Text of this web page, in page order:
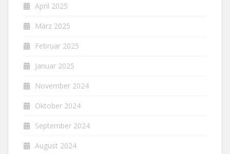
April 2025
März 2025
Februar 2025
Januar 2025
November 2024
Oktober 2024
September 2024
August 2024